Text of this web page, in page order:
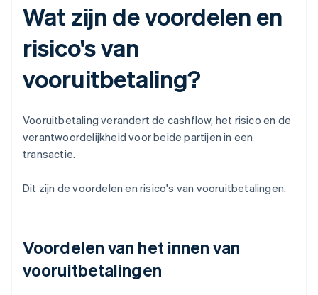
Wat zijn de voordelen en
risico's van
vooruitbetaling?
Vooruitbetaling verandert de cashflow, het risico en de
verantwoordelijkheid voor beide partijen in een
transactie.
Dit zijn de voordelen en risico's van vooruitbetalingen.
Voordelen van het innen van
vooruitbetalingen